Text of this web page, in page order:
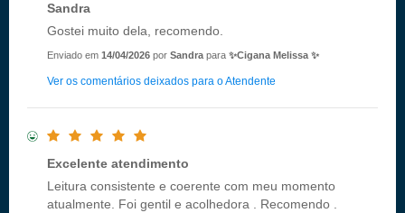
Sandra
Gostei muito dela, recomendo.
Enviado em 14/04/2026 por Sandra para ✨Cigana Melissa ✨
Ver os comentários deixados para o Atendente
Excelente atendimento
Leitura consistente e coerente com meu momento
atualmente. Foi gentil e acolhedora . Recomendo .